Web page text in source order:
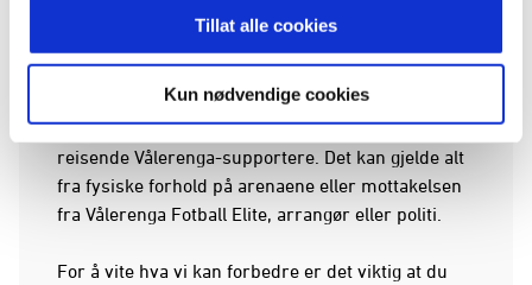
Tillat alle cookies
Kun nødvendige cookies
21 86 80,sk@vif.no
Vi jobber stadig med å forbedre forholdene for
reisende Vålerenga-supportere. Det kan gjelde alt
fra fysiske forhold på arenaene eller mottakelsen
fra Vålerenga Fotball Elite, arrangør eller politi.
For å vite hva vi kan forbedre er det viktig at du